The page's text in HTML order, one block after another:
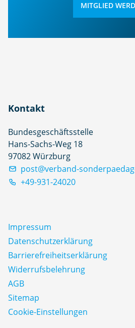
MITGLIED
Kontakt
Bundesgeschäftsstelle
Hans-Sachs-Weg 18
97082 Würzburg
post@verband-
+49-931-24020
Impressum
Datenschutz­erklärung
Barrierefreiheitserklärung
Widerrufsbelehrung
AGB
Sitemap
Cookie-Einstellungen